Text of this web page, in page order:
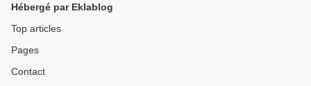
Hébergé par Eklablog
Top articles
Pages
Contact